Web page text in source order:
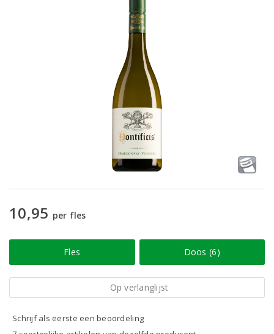
10,95 per fles
Fles Doos (6)
Op verlanglijst
Schrijf als eerste een beoordeling